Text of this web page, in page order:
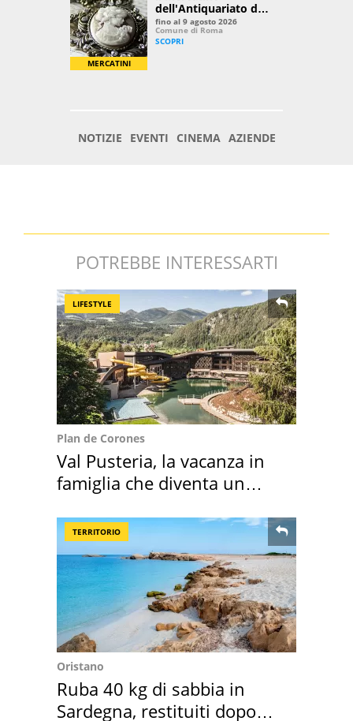
POTREBBE INTERESSARTI
LIFESTYLE
Plan de Corones
Val Pusteria, la vacanza in
famiglia che diventa un
TERRITORIO
Oristano
Ruba 40 kg di sabbia in
Sardegna, restituiti dopo